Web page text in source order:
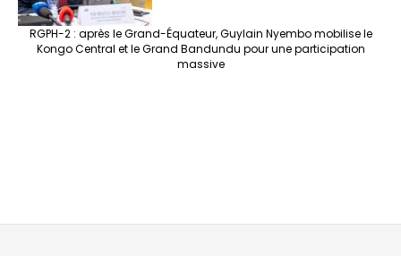
RGPH-2 : après le Grand-Équateur, Guylain Nyembo mobilise le
Kongo Central et le Grand Bandundu pour une participation
massive